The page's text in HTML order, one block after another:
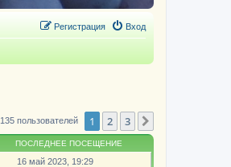
Вход
Регистрация
135 пользователей 1 2 3
ПОСЛЕДНЕЕ ПОСЕЩЕНИЕ
16 май 2023, 19:29